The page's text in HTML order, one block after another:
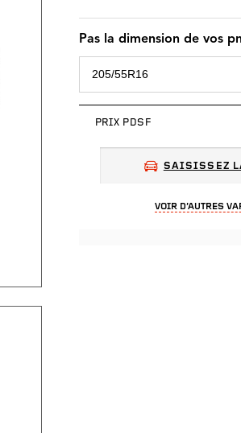
Pas la dimension de vos
PRIX PDSF
SAISISSEZ
VOIR D’AUTRES